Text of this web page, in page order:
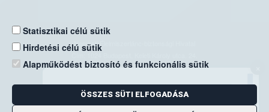
Statisztikai célú sütik
Hirdetési célú sütik
Alapműködést biztosító és funkcionális sütik
ÖSSZES SÜTI ELFOGADÁSA
Nemzeti Élelmiszerlánc-biztonsági Hivatal
Levelezési cím: 1525 Budapest. Pf. 30.
E-mail:ugyfelszolgalat@nebih.gov.hu